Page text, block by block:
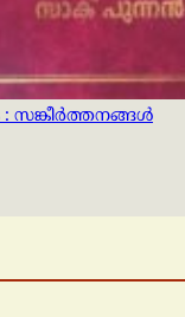
സങ്കീര്‍ത്തനങ്ങള്‍